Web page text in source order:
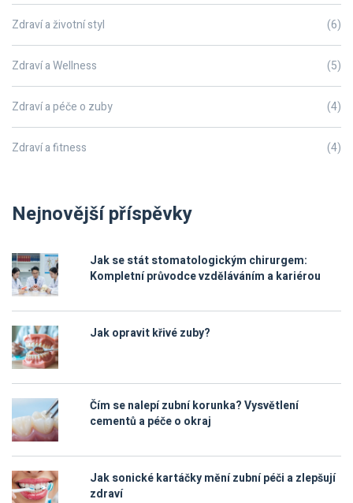
Zdraví a životní styl (6)
Zdraví a Wellness (5)
Zdraví a péče o zuby (4)
Zdraví a fitness (4)
Nejnovější příspěvky
Jak se stát stomatologickým chirurgem:
Kompletní průvodce vzděláváním a kariérou
Jak opravit křivé zuby?
Čím se nalepí zubní korunka? Vysvětlení
cementů a péče o okraj
Jak sonické kartáčky mění zubní péči a zlepšují
zdraví